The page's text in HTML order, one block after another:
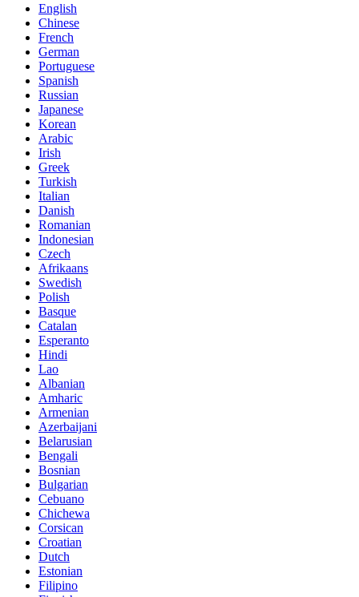
English
Chinese
French
German
Portuguese
Spanish
Russian
Japanese
Korean
Arabic
Irish
Greek
Turkish
Italian
Danish
Romanian
Indonesian
Czech
Afrikaans
Swedish
Polish
Basque
Catalan
Esperanto
Hindi
Lao
Albanian
Amharic
Armenian
Azerbaijani
Belarusian
Bengali
Bosnian
Bulgarian
Cebuano
Chichewa
Corsican
Croatian
Dutch
Estonian
Filipino